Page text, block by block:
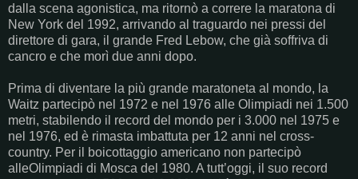
dalla scena agonistica, ma ritornò a correre la maratona di
New York del 1992, arrivando al traguardo nei pressi del
direttore di gara, il grande Fred Lebow, che già soffriva di
cancro e che morì due anni dopo.
Prima di diventare la più grande maratoneta al mondo, la
Waitz partecipò nel 1972 e nel 1976 alle Olimpiadi nei 1.500
metri, stabilendo il record del mondo per i 3.000 nel 1975 e
nel 1976, ed è rimasta imbattuta per 12 anni nel cross-
country. Per il boicottaggio americano non partecipò
alleOlimpiadi di Mosca del 1980. A tutt’oggi, il suo record